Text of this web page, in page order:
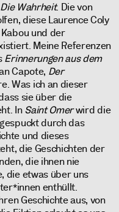
Die Wahrheit. Die von
diese Laurence Coly
und der
Meine Referenzen
Erinnerungen aus dem
Capote, Der
Was ich an dieser
sie über die
InSaint Omerwird die
durch das
und dieses
die Geschichten der
die ihnen nie
die etwas über uns
enthüllt.
Geschichte aus, von